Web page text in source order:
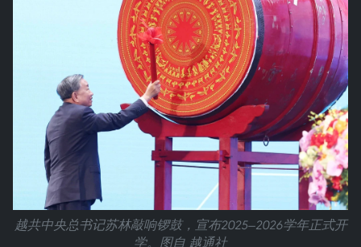
越共中央总书记苏林敲响锣鼓，宣布2025—2026学年正式开
学。图自 越通社